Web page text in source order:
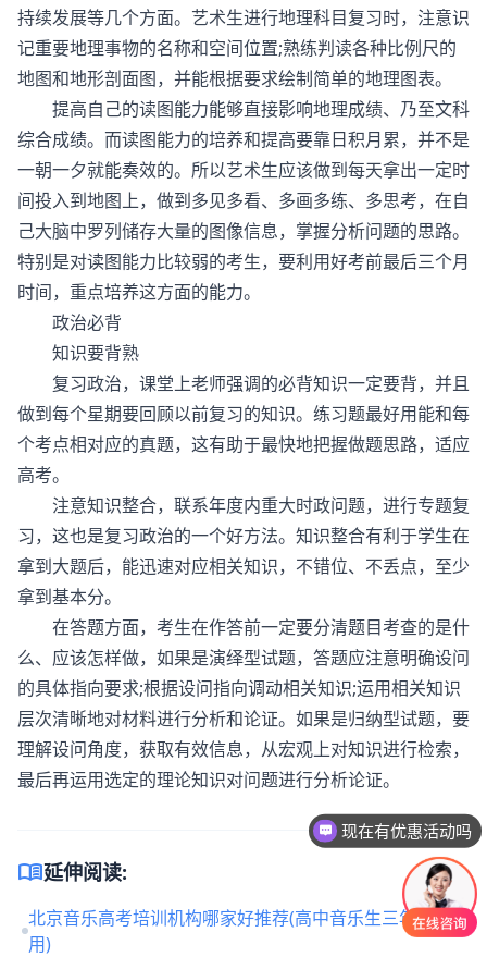
持续发展等几个方面。艺术生进行地理科目复习时，注意识
记重要地理事物的名称和空间位置;熟练判读各种比例尺的
地图和地形剖面图，并能根据要求绘制简单的地理图表。
提高自己的读图能力能够直接影响地理成绩、乃至文科
综合成绩。而读图能力的培养和提高要靠日积月累，并不是
一朝一夕就能奏效的。所以艺术生应该做到每天拿出一定时
间投入到地图上，做到多见多看、多画多练、多思考，在自
己大脑中罗列储存大量的图像信息，掌握分析问题的思路。
特别是对读图能力比较弱的考生，要利用好考前最后三个月
时间，重点培养这方面的能力。
政治必背
知识要背熟
复习政治，课堂上老师强调的必背知识一定要背，并且
做到每个星期要回顾以前复习的知识。练习题最好用能和每
个考点相对应的真题，这有助于最快地把握做题思路，适应
高考。
注意知识整合，联系年度内重大时政问题，进行专题复
习，这也是复习政治的一个好方法。知识整合有利于学生在
拿到大题后，能迅速对应相关知识，不错位、不丢点，至少
拿到基本分。
在答题方面，考生在作答前一定要分清题目考查的是什
么、应该怎样做，如果是演绎型试题，答题应注意明确设问
的具体指向要求;根据设问指向调动相关知识;运用相关知识
层次清晰地对材料进行分析和论证。如果是归纳型试题，要
理解设问角度，获取有效信息，从宏观上对知识进行检索，
最后再运用选定的理论知识对问题进行分析论证。
menu_book延伸阅读:
北京音乐高考培训机构哪家好推荐(高中音乐生三年总费
用)
现在有优惠活动吗